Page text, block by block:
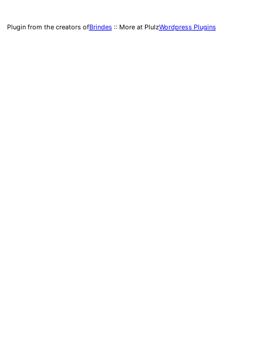
Plugin from the creators ofBrindes:: More at PlulzWordpress Plugins